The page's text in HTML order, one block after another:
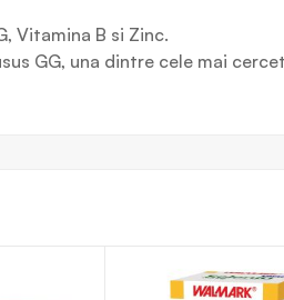
Vitamina B si Zinc.
GG, una dintre cele mai